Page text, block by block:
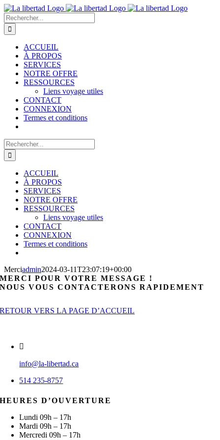
Passer
au
contenu
Rechercher:
ACCUEIL
À PROPOS
SERVICES
NOTRE OFFRE
RESSOURCES
Liens voyage utiles
CONTACT
CONNEXION
Termes et conditions
Rechercher:
ACCUEIL
À PROPOS
SERVICES
NOTRE OFFRE
RESSOURCES
Liens voyage utiles
CONTACT
CONNEXION
Termes et conditions
Merciadmin2024-03-11T23:07:19+00:00
MERCI POUR VOTRE MESSAGE !
NOUS VOUS CONTACTERONS RAPIDEMENT
RETOUR VERS LA PAGE D’ACCUEIL
info@la-libertad.ca
514 235-8757
HEURES D’OUVERTURE
Lundi 09h – 17h
Mardi 09h – 17h
Mercredi 09h – 17h